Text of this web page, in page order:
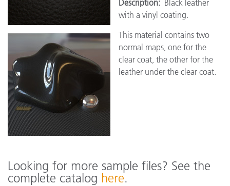
Description: Black leather
with a vinyl coating.
This material contains two
normal maps, one for the
clear coat, the other for the
leather under the clear coat.
Looking for more sample files? See the
complete catalog here.